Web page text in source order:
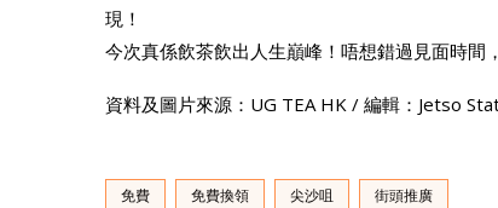
現！
今次真係飲茶飲出人生巔峰！唔想錯過見面時間
資料及圖片來源：UG TEA HK / 編輯：Jetso
免費 免費換領 尖沙咀 街頭推廣